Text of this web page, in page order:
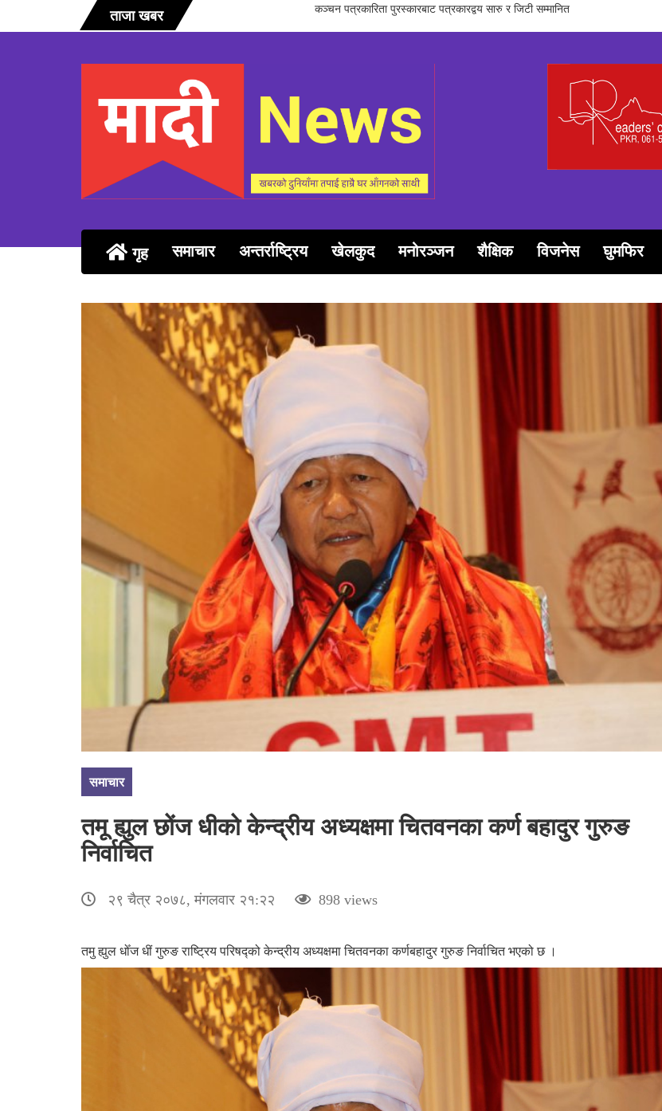
ताजा खबर सञ्चारिका समूह गण्डकीद्धारा ‘सञ्चारमा क्वान्टम हिलिङको महत्त्व’ विषयक अन्तरक्रिया सम्पन्न
गृह समाचार अन्तर्राष्ट्रिय खेलकुद मनोरञ्जन शैक्षिक विजनेस घुमफिर
समाचार
तमू ह्युल छोंज धीको केन्द्रीय अध्यक्षमा चितवनका कर्ण बहादुर गुरुङ
निर्वाचित
२९ चैत्र २०७८, मंगलवार २१:२२ 898 views
तमु ह्युल धोँज धीं गुरुङ राष्ट्रिय परिषद्को केन्द्रीय अध्यक्षमा चितवनका कर्णबहादुर गुरुङ निर्वाचित भएको छ ।